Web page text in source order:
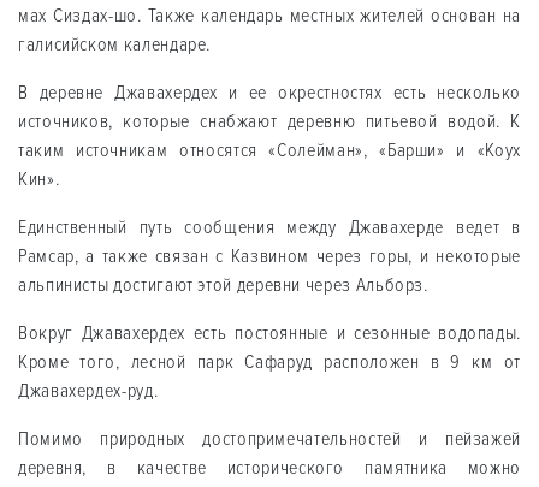
мах Сиздах-шо. Также календарь местных жителей основан на
галисийском календаре.
В деревне Джавахердех и ее окрестностях есть несколько
источников, которые снабжают деревню питьевой водой. К
таким источникам относятся «Солейман», «Барши» и «Коух
Кин».
Единственный путь сообщения между Джавахерде ведет в
Рамсар, а также связан с Казвином через горы, и некоторые
альпинисты достигают этой деревни через Альборз.
Вокруг Джавахердех есть постоянные и сезонные водопады.
Кроме того, лесной парк Сафаруд расположен в 9 км от
Джавахердех-руд.
Помимо природных достопримечательностей и пейзажей
деревня, в качестве исторического памятника можно